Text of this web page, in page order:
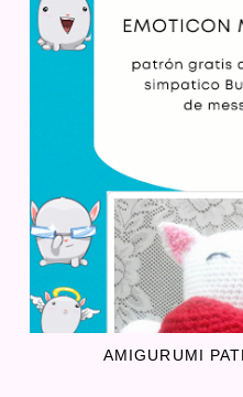
AMIGURUMI